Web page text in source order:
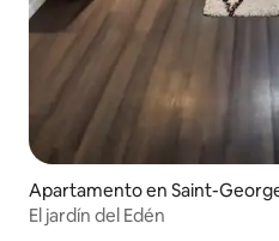
Apartamento en Saint-
El jardín del Edén